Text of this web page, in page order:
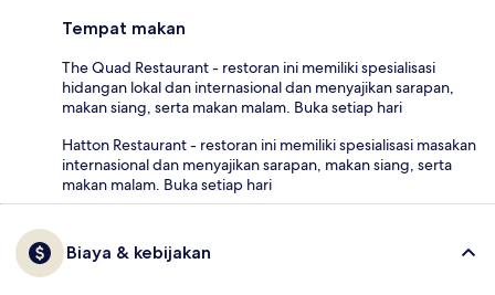
Tempat makan
The Quad Restaurant - restoran ini memiliki spesialisasi
hidangan lokal dan internasional dan menyajikan sarapan,
makan siang, serta makan malam. Buka setiap hari
Hatton Restaurant - restoran ini memiliki spesialisasi masakan
internasional dan menyajikan sarapan, makan siang, serta
makan malam. Buka setiap hari
Biaya & kebijakan